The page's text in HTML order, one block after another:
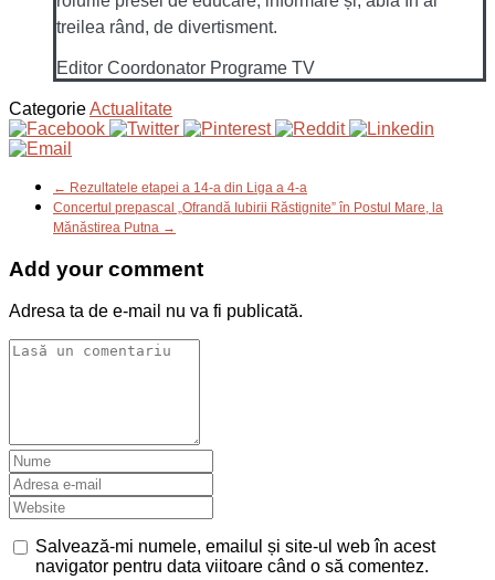
treilea rând, de divertisment.
Editor Coordonator Programe TV
CategorieActualitate
← Rezultatele etapei a 14-a din Liga a 4-a
Concertul prepascal „Ofrandă Iubirii Răstignite” în Postul Mare, la
Mănăstirea Putna →
Add your comment
Adresa ta de e-mail nu va fi publicată.
Salvează-mi numele, emailul și site-ul web în acest
navigator pentru data viitoare când o să comentez.